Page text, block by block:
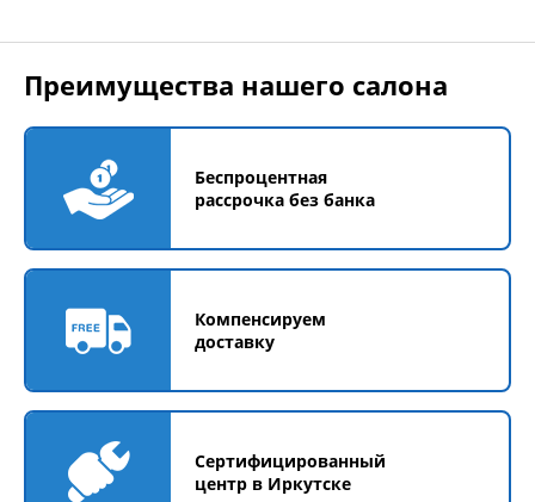
Преимущества нашего салона
Беспроцентная
рассрочка без банка
Компенсируем
доставку
Сертифицированный
центр в Иркутске